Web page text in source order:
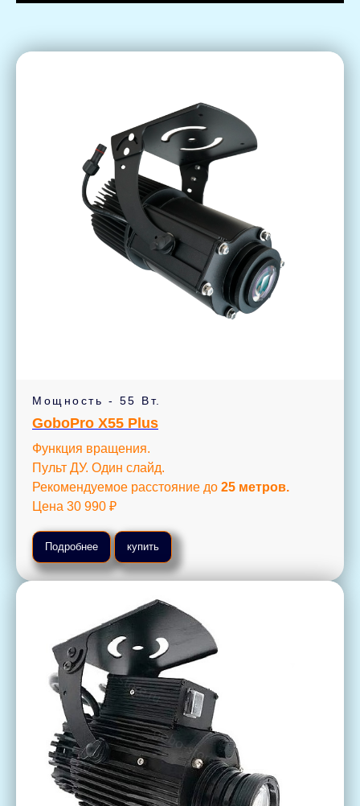
Мощность - 55 Вт.
GoboPro X55 Plus
Функция вращения.
Пульт ДУ. Один слайд.
Рекомендуемое расстояние до 25 метров.
Цена 30 990 ₽
Подробнее купить